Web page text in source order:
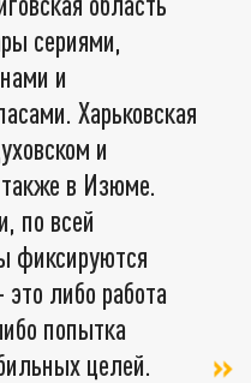
сериями,
и
Харьковская
и
также в Изюме.
по всей
фиксируются
либо работа
попытка
целей.